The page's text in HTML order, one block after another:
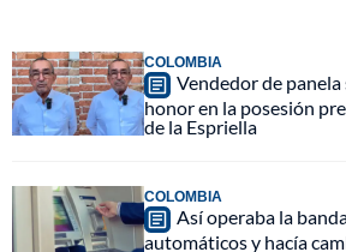
COLOMBIA
Vendedor de
honor en la posesión
de la Espriella
COLOMBIA
Así operaba la
automáticos y hacía